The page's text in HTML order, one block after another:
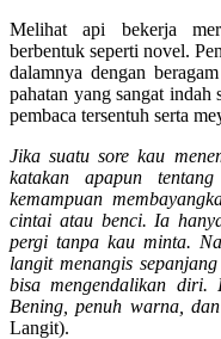
Melihat api bekerja
berbentuk seperti novel.
dalamnya dengan
pahatan yang sangat indah
pembaca tersentuh serta
Jika suatu sore kau
katakan apapun
kemampuan
cintai atau benci. Ia
pergi tanpa kau minta.
langit menangis
bisa mengendalikan diri.
Bening, penuh warna,
Langit).